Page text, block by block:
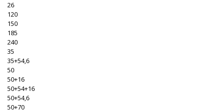
26
120
150
185
240
35
35+54,6
50
50+16
50+54+16
50+54,6
50+70